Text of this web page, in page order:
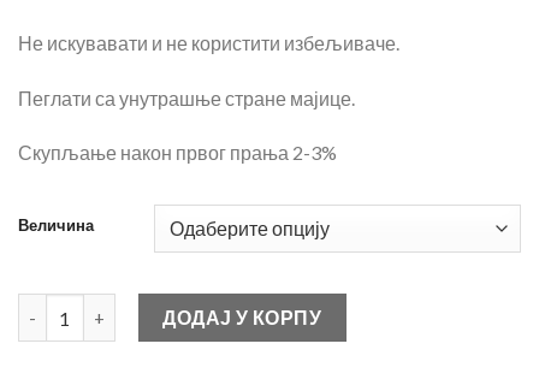
Не искувавати и не користити избељиваче.
Пеглати са унутрашње стране мајице.
Скупљање након првог прања 2-3%
Величина
Херцеговина количинаДОДАЈ У КОРПУ